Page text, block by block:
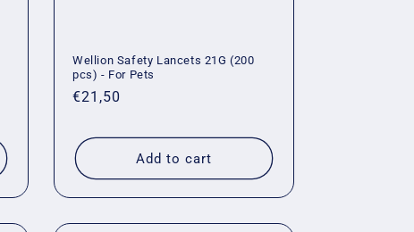
Wellion Safety Lancets 21G (200
pcs) - For Pets
Regular
€21,50
Add to cart